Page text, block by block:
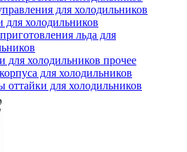
для холодильников
для холодильников
льда для
для холодильников прочее
для холодильников
оттайки для холодильников